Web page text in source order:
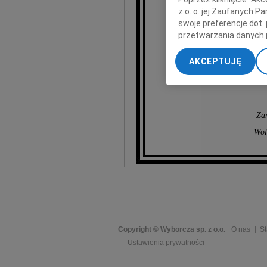
Copyright © Wyborcza sp. z o.o. O nas
Ustawienia prywatności
z o. o. jej Zaufanych
swoje preferencje dot.
przetwarzania danych
„Ustawienia
My, nasi Zaufani
dokładnych danych
Przechowywanie
AKCEPTUJĘ